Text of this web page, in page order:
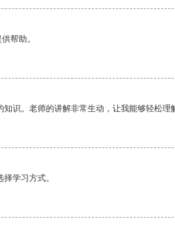
帮助。
识。老师的讲解非常生动，让我能够轻松理
学习方式。